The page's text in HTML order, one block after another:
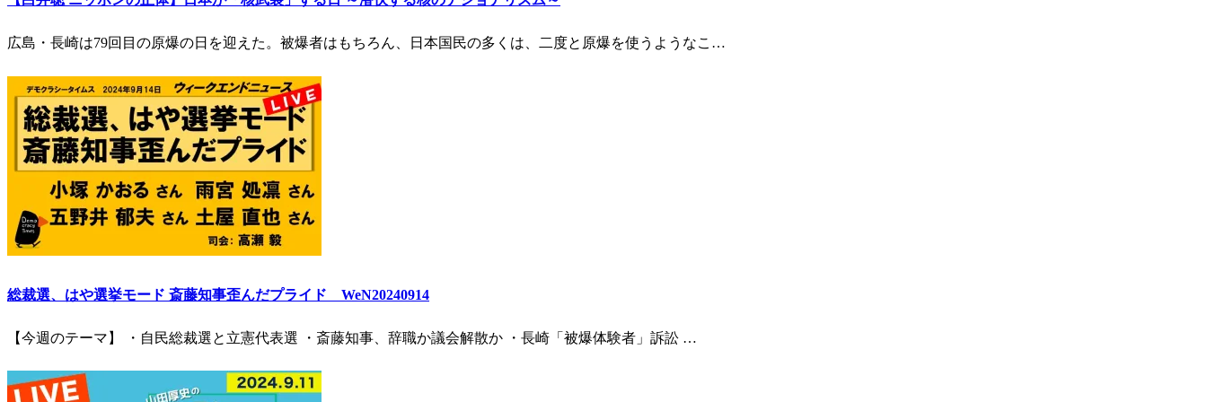
広島・長崎は79回目の原爆の日を迎えた。被爆者はもちろん、日本国民の多くは、二度と原爆を使うようなこ…
総裁選、はや選挙モード 斎藤知事歪んだプライド WeN20240914
【今週のテーマ】 ・自民総裁選と立憲代表選 ・斎藤知事、辞職か議会解散か ・長崎「被爆体験者」訴訟 …